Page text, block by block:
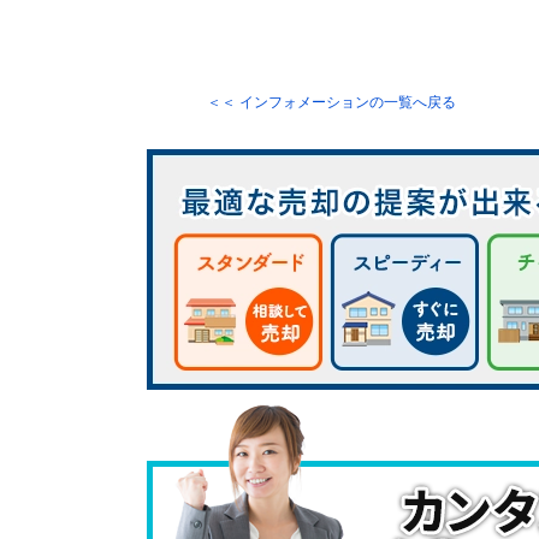
＜＜ インフォメーションの一覧へ戻る